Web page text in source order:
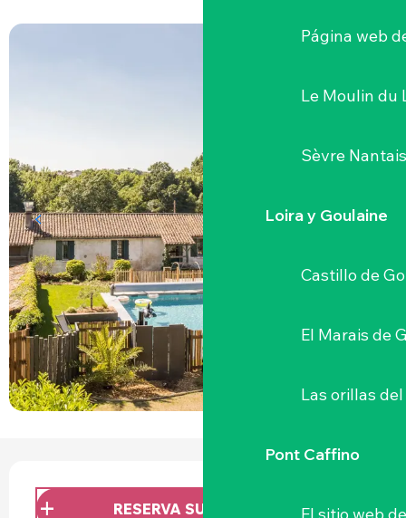
Página web
Le Moulin du
Sèvre
Loira y Goulaine
Castillo de
El Marais de
Las orillas
Pont Caffino
RESERVA SU ALOJAMIENTO